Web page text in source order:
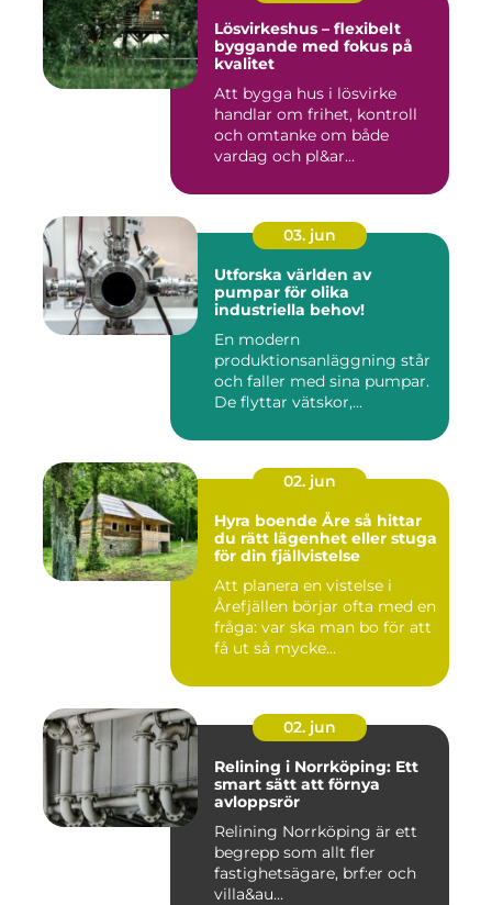
Lösvirkeshus – flexibelt
byggande med fokus på
kvalitet
Att bygga hus i lösvirke
handlar om frihet, kontroll
och omtanke om både
vardag och pl&ar...
03. jun
Utforska världen av
pumpar för olika
industriella behov!
En modern
produktionsanläggning står
och faller med sina pumpar.
De flyttar vätskor,...
02. jun
Hyra boende Åre så hittar
du rätt lägenhet eller stuga
för din fjällvistelse
Att planera en vistelse i
Årefjällen börjar ofta med en
fråga: var ska man bo för att
få ut så mycke...
02. jun
Relining i Norrköping: Ett
smart sätt att förnya
avloppsrör
Relining Norrköping är ett
begrepp som allt fler
fastighetsägare, brf:er och
villa&au...